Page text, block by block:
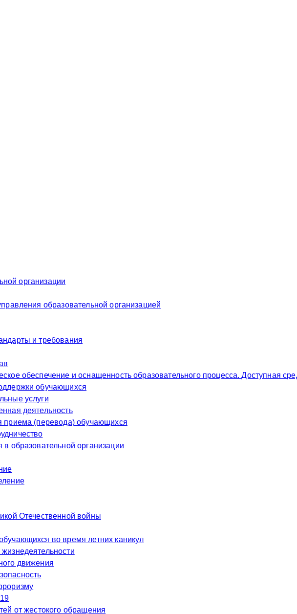
организации
образовательной организацией
и требования
обеспечение и оснащенность образовательного процесса. Доступная
обучающихся
услуги
деятельность
приема (перевода) обучающихся
в образовательной организации
Отечественной войны
во время летних каникул
движения
от жестокого обращения